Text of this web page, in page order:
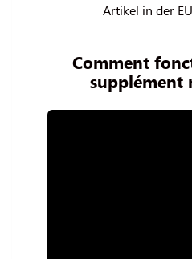
Artikel in der
Comment
supplément